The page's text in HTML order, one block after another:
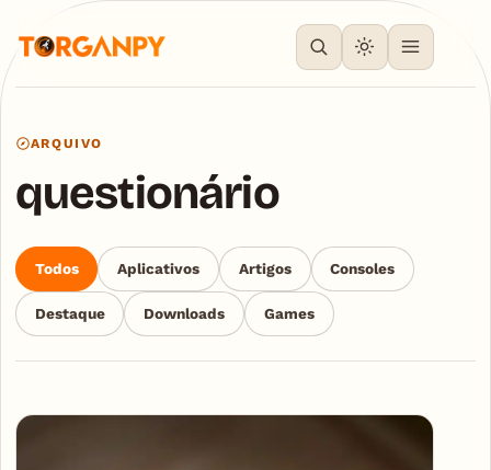
ARQUIVO
questionário
Todos Aplicativos Artigos Consoles
Destaque Downloads Games
Articles